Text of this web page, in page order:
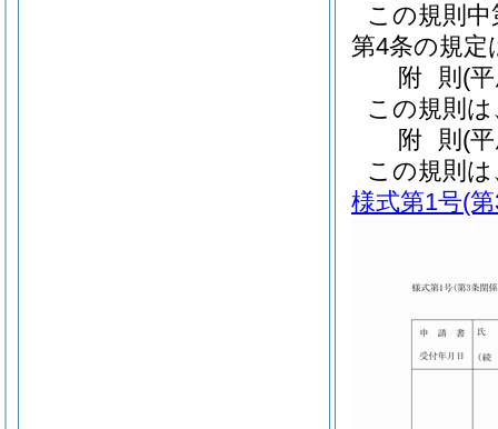
この規則
第4条の規定
附 則 (
この規則
附 則 (
この規則
様式第1号(